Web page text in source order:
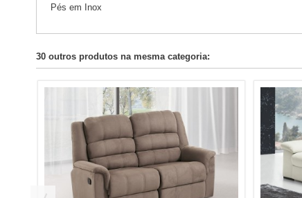
Pés em Inox
30 outros produtos na mesma categoria: